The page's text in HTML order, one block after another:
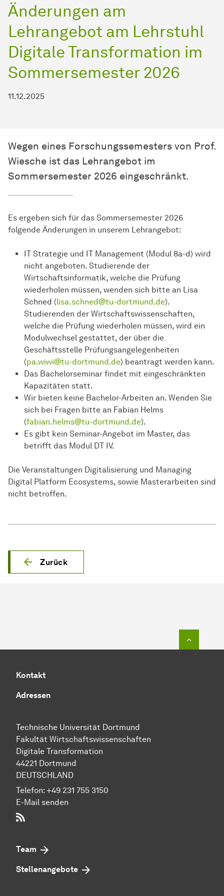
Änderungen am
Lehrangebot am Lehrstuhl
Digitale Transformation im
Sommersemester 2026
11.12.2025
Wegen eines Forschungssemesters von Prof.
Wiesche ist das Lehrangebot im
Sommersemester 2026 eingeschränkt.
Es ergeben sich für das Sommersemester 2026
folgende Änderungen in unserem Lehrangebot:
IT Strategie und IT Management (Modul 8a-d) wird
nicht angeboten. Studierende der
Wirtschaftsinformatik, welche die Prüfung
wiederholen müssen, wenden sich bitte an Lisa
Schned (lisa.schned@tu-dortmund.de).
Studierenden der Wirtschaftswissenschaften,
welche die Prüfung wiederholen müssen, wird ein
Modulwechsel gestattet, der über die
Geschäftsstelle Prüfungsangelegenheiten
(pa.wiwi@tu-dortmund.de) beantragt werden kann.
Das Bachelorseminar findet mit eingeschränkten
Kapazitäten statt.
Wir bieten keine Bachelor-Arbeiten an. Wenden Sie
sich bei Fragen bitte an Fabian Helms
(fabian.helms@tu-dortmund.de).
Es gibt kein Seminar-Angebot im Master, das
betrifft das Modul DT IV.
Die Veranstaltungen Digitalisierung und Managing
Digital Platform Ecosystems, sowie Masterarbeiten sind
nicht betroffen.
Zurück
Kontakt
Adressen
Technische Uni­ver­si­tät Dort­mund
Fakultät Wirtschafts­wissen­schaften
Digitale Transformation
44221 Dort­mund
DEUTSCHLAND
Telefon: +49 231 755 3150
E-Mail senden
Team
Stellenangebote